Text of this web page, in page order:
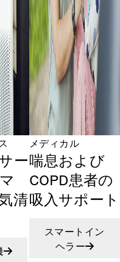
ー
清
メディカル
喘息および
COPD患者の
吸入サポート
スマートイン
ヘラー